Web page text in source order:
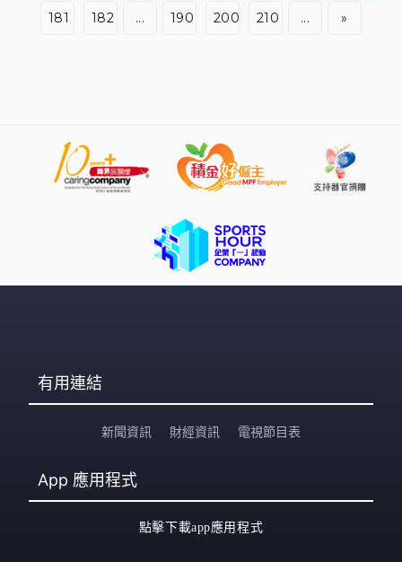
初步治理後轉送首都加拉加斯醫院。 厄瓜多爾和多米尼加
局已接收超過70萬噸人道主義救援物資。 國會議長豪爾赫
指拉瓜伊拉州電力供應，經搶修後接近完全恢復正常。另
外全國超過800幢建築物受損或倒塌，當局已在拉瓜伊拉
像，初步估計委內瑞拉全國逾58,000幢建築物損毀，遠超
官方統計，其中拉瓜伊拉州大部分建築物損毀程度超過75
181 182 ... 190 200 210 ... »
有用連結
新聞資訊 財經資訊 電視節目表
App 應用程式
點擊下載app應用程式